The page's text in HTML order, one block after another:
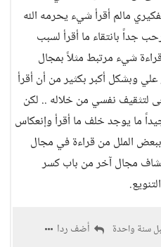
مالم أقرأ شيء يحرمه الله
جداً بانتقاء ما أقرأ لسبب
شيء مرتبط مثلاً بمجال
علي وبشكل أكبر بكثير من أن أقرأ
لتثقيف نفسي من خلاله .. لكن
ما يوجد خلف ما أقرأ وإنعكاس
الملل من قراءة في مجال
مجال آخر من باب كسر
سنة واحدة
أضف ردا